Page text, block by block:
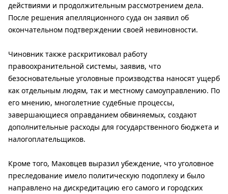
действиями и продолжительным рассмотрением дела.
После решения апелляционного суда он заявил об
окончательном подтверждении своей невиновности.
Чиновник также раскритиковал работу
правоохранительной системы, заявив, что
безосновательные уголовные производства наносят ущерб
как отдельным людям, так и местному самоуправлению. По
его мнению, многолетние судебные процессы,
завершающиеся оправданием обвиняемых, создают
дополнительные расходы для государственного бюджета и
налогоплательщиков.
Кроме того, Маковцев выразил убеждение, что уголовное
преследование имело политическую подоплеку и было
направлено на дискредитацию его самого и городских